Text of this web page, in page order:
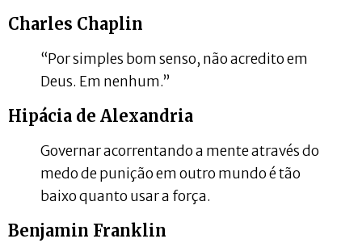
Charles Chaplin
“Por simples bom senso, não acredito em
Deus. Em nenhum.”
Hipácia de Alexandria
Governar acorrentando a mente através do
medo de punição em outro mundo é tão
baixo quanto usar a força.
Benjamin Franklin